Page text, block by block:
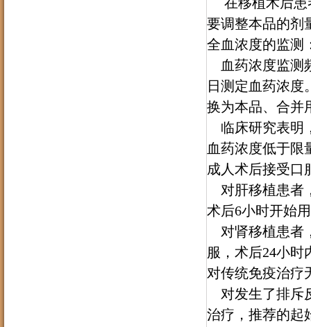
要调整本品的剂
全血浓度的监测
血药浓度监测
日测定血药浓度
换为本品、合并
临床研究表明
血药浓度低于限
成人术后接受口
对肝移植患者
术后6小时开始
对肾移植患者
服，术后24小时
对传统免疫治疗
对发生了排斥
治疗，推荐的起